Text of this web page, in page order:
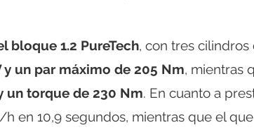
bloque 1.2 PureTech, con tres
y un par máximo de 205 Nm, mientras
un torque de 230 Nm. En cuanto a
en 10,9 segundos, mientras que el